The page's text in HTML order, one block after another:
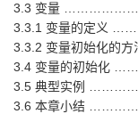
3.3 变量
3.3.1 变量的定
3.3.2 变量初始化
3.4 变量的初始
3.5 典型实例
3.6 本章小结